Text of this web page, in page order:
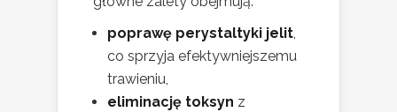
poprawę perystaltyki jelit,
co sprzyja efektywniejszemu
trawieniu,
eliminację toksyn z